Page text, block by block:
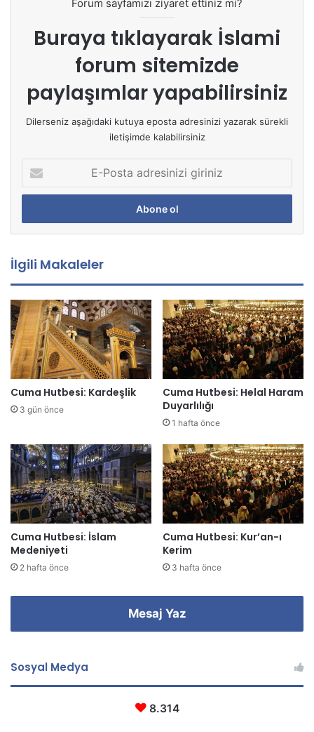
Forum sayfamızı ziyaret ettiniz mi?
Buraya tıklayarak İslami
forum sitemizde
paylaşımlar yapabilirsiniz
Dilerseniz aşağıdaki kutuya eposta adresinizi yazarak sürekli
iletişimde kalabilirsiniz
P
s
a
d
r
e
s
i
n
i
g
r
i
n
i
z
İlgili Makaleler
Cuma Hutbesi: Kardeşlik
3 gün önce
Cuma Hutbesi: Helal Haram
Duyarlılığı
1 hafta önce
Cuma Hutbesi: İslam
Medeniyeti
2 hafta önce
Cuma Hutbesi: Kur’an-ı
Kerim
3 hafta önce
Mesaj Yaz
Sosyal Medya
8.314